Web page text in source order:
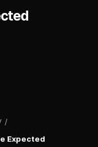
/
Expected